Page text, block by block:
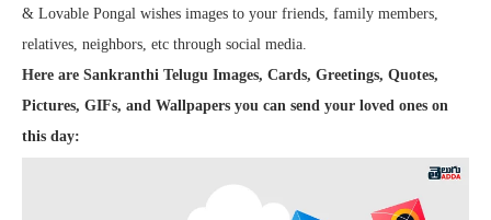
& Lovable Pongal wishes images to your friends, family members,
relatives, neighbors, etc through social media.
Here are Sankranthi Telugu Images, Cards, Greetings, Quotes,
Pictures, GIFs, and Wallpapers you can send your loved ones on
this day: